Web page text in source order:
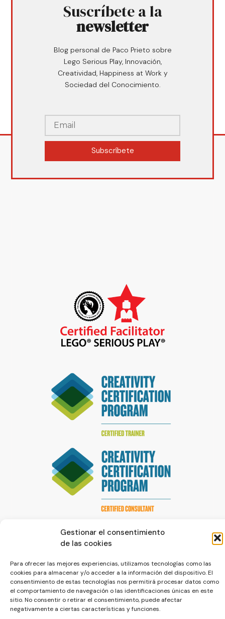
Gestionar el consentimiento
de las cookies
Para ofrecer las mejores experiencias, utilizamos tecnologías como las
cookies para almacenar y/o acceder a la información del dispositivo. El
consentimiento de estas tecnologías nos permitirá procesar datos como
el comportamiento de navegación o las identificaciones únicas en este
sitio. No consentir o retirar el consentimiento, puede afectar
negativamente a ciertas características y funciones.
Suscríbete a la
newsletter
Blog personal de Paco Prieto sobre
Lego Serious Play, Innovación,
Creatividad, Happiness at Work y
Sociedad del Conocimiento.
Subscríbete
© La Servilleta - El Blog de Paco Prieto
Política de cookiesPolítica de privacidad